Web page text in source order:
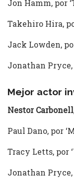
Jon Hamm, por
Takehiro Hira,
Jack Lowden,
Jonathan Pryce,
Mejor actor
Nestor
Paul Dano, por
Tracy Letts, por
Jonathan Pryce,